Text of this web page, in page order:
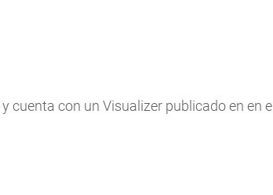
con un Visualizer publicado en en el